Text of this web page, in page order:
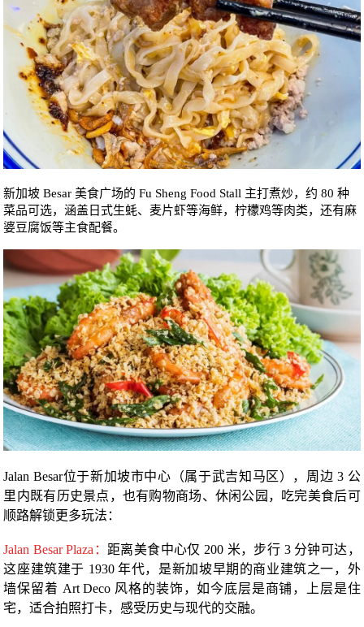
新加坡 Besar 美食广场的 Fu Sheng Food Stall 主打煮炒，约 80 种
菜品可选，涵盖日式生蚝、麦片虾等海鲜，柠檬鸡等肉类，还有麻
婆豆腐饭等主食配餐。
Jalan Besar位于新加坡市中心（属于武吉知马区），周边 3 公
里内既有历史景点，也有购物商场、休闲公园，吃完美食后可
顺路解锁更多玩法：
Jalan Besar Plaza： 距离美食中心仅 200 米，步行 3 分钟可达，
这座建筑建于 1930 年代，是新加坡早期的商业建筑之一，外
墙保留着 Art Deco 风格的装饰，如今底层是商铺，上层是住
宅，适合拍照打卡，感受历史与现代的交融。